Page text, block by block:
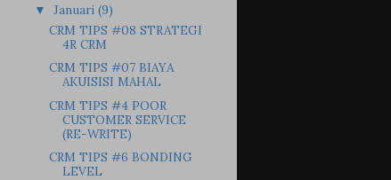
▼ Januari (9)
CRM TIPS #08 STRATEGI
4R CRM
CRM TIPS #07 BIAYA
AKUISISI MAHAL
CRM TIPS #4 POOR
CUSTOMER SERVICE
(RE-WRITE)
CRM TIPS #6 BONDING
LEVEL